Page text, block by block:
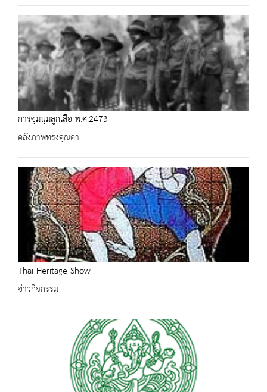
การชุมนุมลูกเสือ พ.ศ.2473
คลังภาพทรงคุณค่า
Thai Heritage Show
ข่าวกิจกรรม